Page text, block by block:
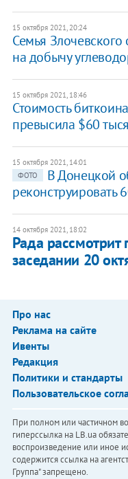
15 октября 2021, 20:24
Семья Злочевского
на добычу
15 октября 2021, 18:46
Стоимость
превысила $60
15 октября 2021, 14:01
ФОТО
В Донецкой
реконструировать
14 октября 2021, 18:02
Рада
заседании 20
Про нас
Реклама на сайте
Ивенты
Редакция
Политики и стандарты
Пользовательское
При полном или частичном
гиперссылка на LB.ua
воспроизведение или иное
содержится ссылка на
Группа" запрещено.